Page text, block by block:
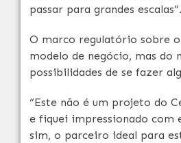
passar para grandes escalas”.
O marco regulatório sobre
modelo de negócio, mas
possibilidades de se fazer
“Este não é um projeto do
e fiquei impressionado com
sim, o parceiro ideal para